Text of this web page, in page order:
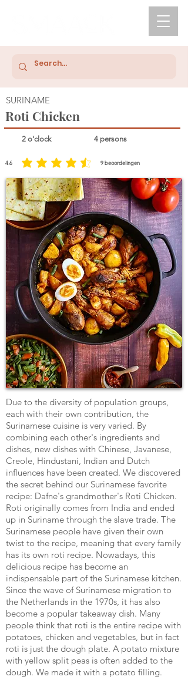
SURINAME
Roti Chicken
2 o'clock 4 persons
4.6 9beoordelingen
average rating is 4.6 out of 5, based on 9 votes, beoordelingen
Due to the diversity of population groups,
each with their own contribution, the
Surinamese cuisine is very varied. By
combining each other's ingredients and
dishes, new dishes with Chinese, Javanese,
Creole, Hindustani, Indian and Dutch
influences have been created. We discovered
the secret behind our Surinamese favorite
recipe: Dafne's grandmother's Roti Chicken.
Roti originally comes from India and ended
up in Suriname through the slave trade. The
Surinamese people have given their own
twist to the recipe, meaning that every family
has its own roti recipe. Nowadays, this
delicious recipe has become an
indispensable part of the Surinamese kitchen.
Since the wave of Surinamese migration to
the Netherlands in the 1970s, it has also
become a popular takeaway dish. Many
people think that roti is the entire recipe with
potatoes, chicken and vegetables, but in fact
roti is just the dough plate. A potato mixture
with yellow split peas is often added to the
dough. We made it with a potato filling.